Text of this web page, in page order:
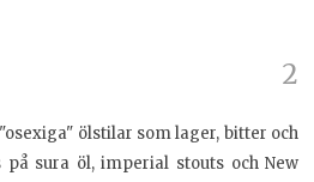
ölstilar som lager, bitter och
sura öl, imperial stouts och New